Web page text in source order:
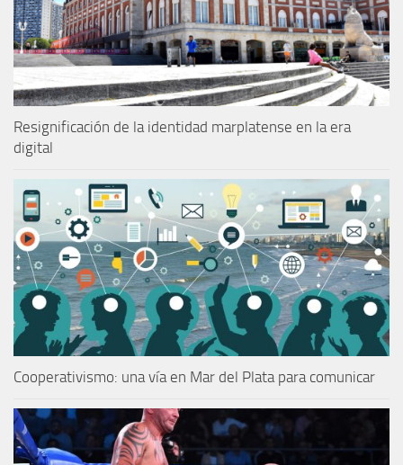
Resignificación de la identidad marplatense en la era
digital
Cooperativismo: una vía en Mar del Plata para comunicar